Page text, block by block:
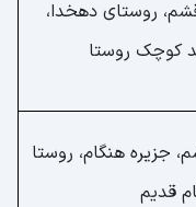
روستای دهخدا،
روستا
جزیره هنگام، روستا
قدیم